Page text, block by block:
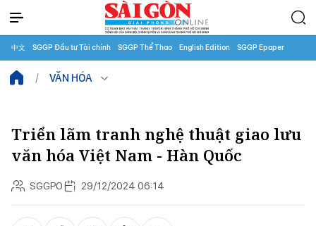
中文 SGGP Đầu tư Tài chính SGGP Thể Thao English Edition SGGP Epaper
VĂN HÓA
Triển lãm tranh nghệ thuật giao lưu
văn hóa Việt Nam - Hàn Quốc
SGGPO 29/12/2024 06:14